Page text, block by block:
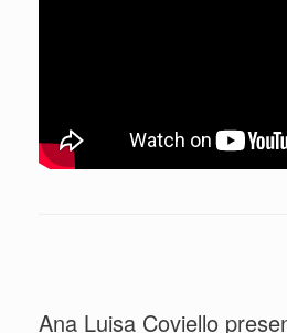
Ana Luisa Coviello